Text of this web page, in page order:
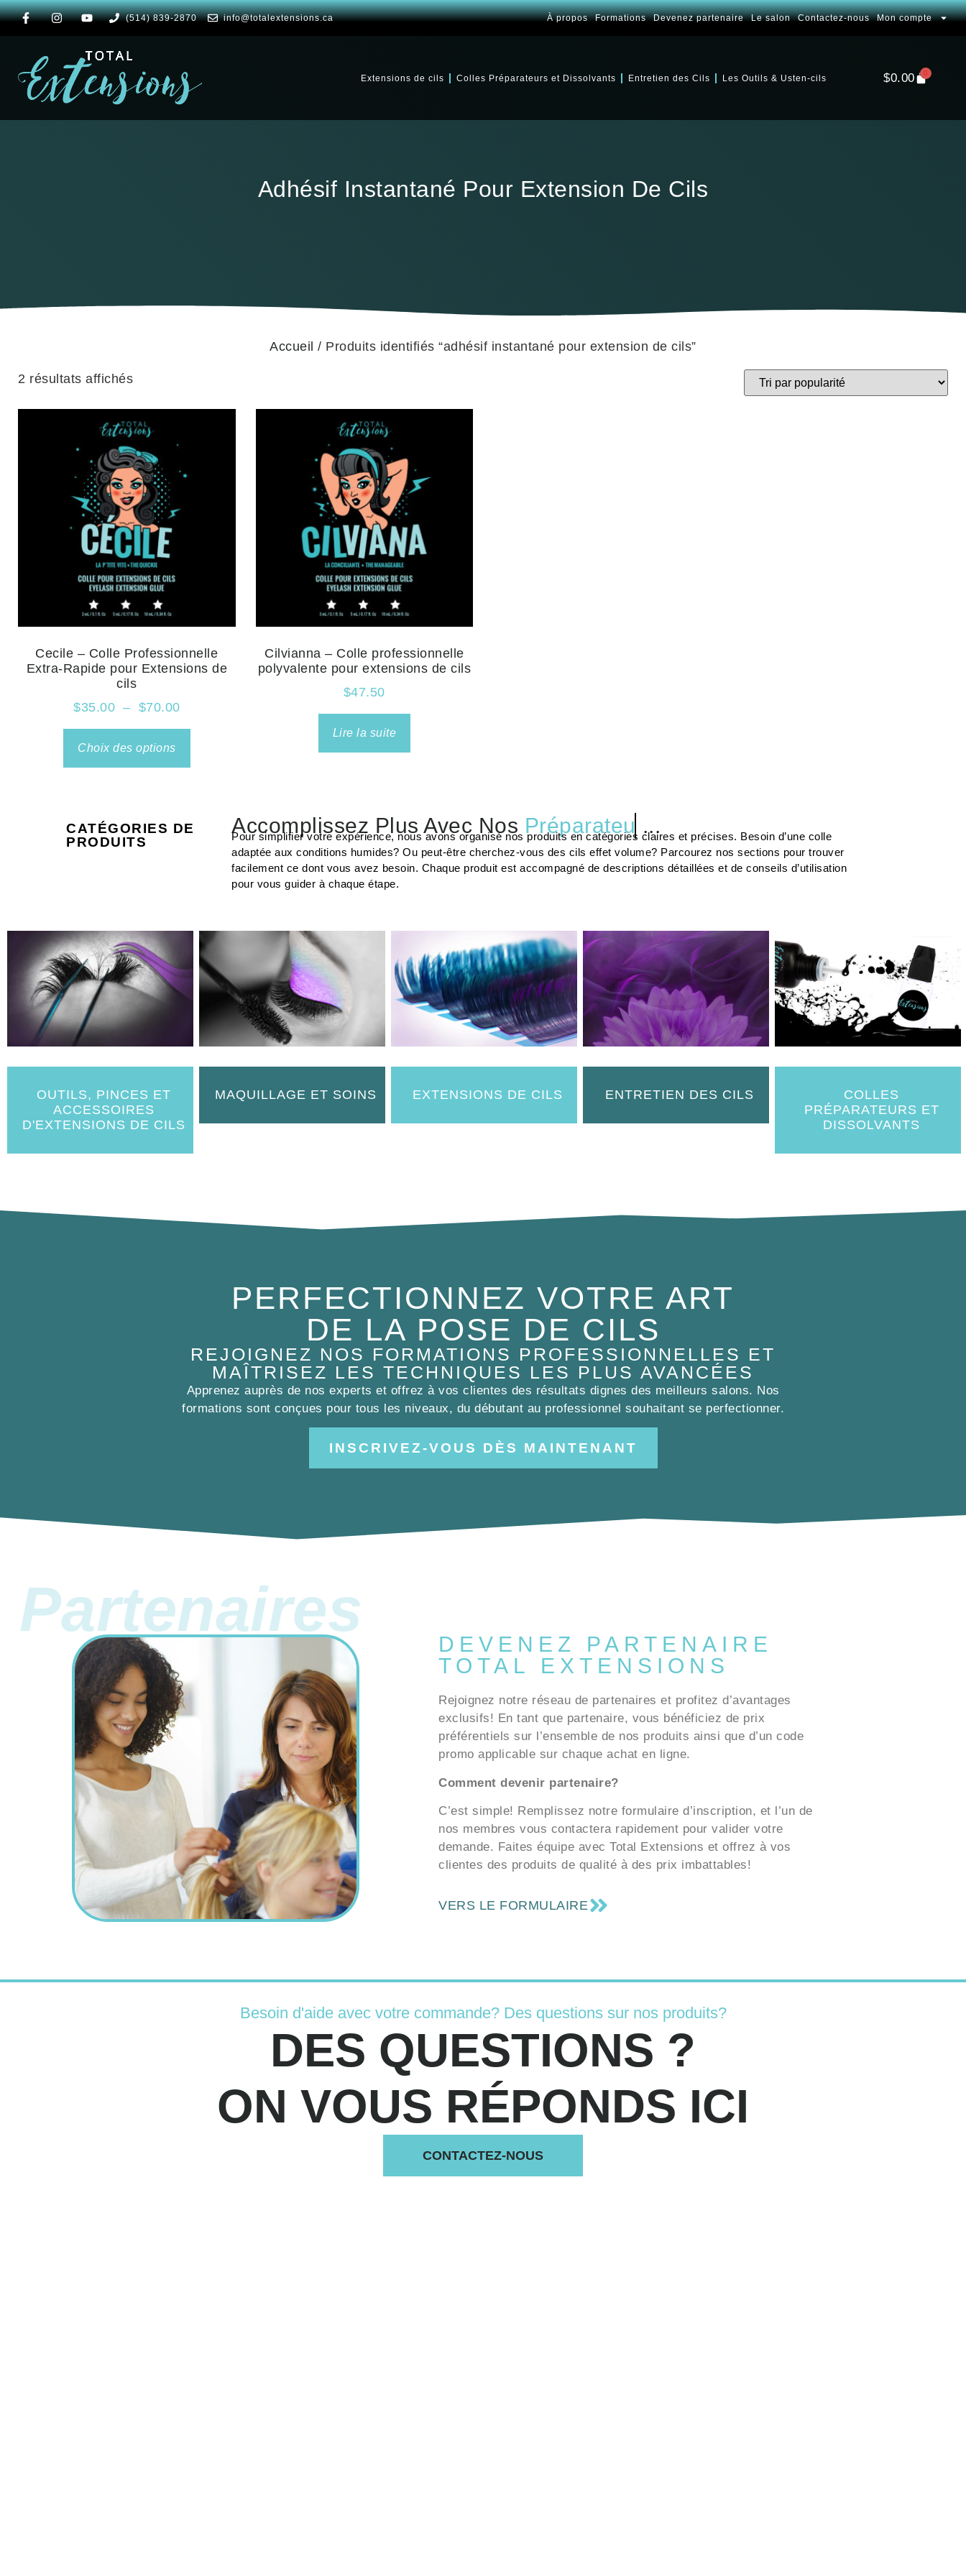
(514) 839-2870 info@totalextensions.ca À propos Formations Devenez partenaire Le salon Contactez-nous Mon compte
Extensions de cils Colles Préparateurs et Dissolvants Entretien des Cils Les Outils & Usten-cils $0.00 0
Adhésif Instantané Pour Extension De Cils
Accueil / Produits identifiés “adhésif instantané pour extension de cils”
2 résultats affichés
Cecile – Colle Professionnelle
Extra-Rapide pour Extensions de
cils
$35.00 – $70.00
Choix des options
Cilvianna – Colle professionnelle
polyvalente pour extensions de cils
$47.50
Lire la suite
CATÉGORIES DE
PRODUITS
Accomplissez Plus Avec Nos Préparateur...
Pour simplifier votre expérience, nous avons organisé nos produits en catégories claires et précises. Besoin d’une colle
adaptée aux conditions humides? Ou peut-être cherchez-vous des cils effet volume? Parcourez nos sections pour trouver
facilement ce dont vous avez besoin. Chaque produit est accompagné de descriptions détaillées et de conseils d’utilisation
pour vous guider à chaque étape.
OUTILS, PINCES ET
ACCESSOIRES
D'EXTENSIONS DE CILS
MAQUILLAGE ET SOINS EXTENSIONS DE CILS ENTRETIEN DES CILS
COLLES
PRÉPARATEURS ET
DISSOLVANTS
PERFECTIONNEZ VOTRE ART
DE LA POSE DE CILS
REJOIGNEZ NOS FORMATIONS PROFESSIONNELLES ET
MAÎTRISEZ LES TECHNIQUES LES PLUS AVANCÉES
Apprenez auprès de nos experts et offrez à vos clientes des résultats dignes des meilleurs salons. Nos
formations sont conçues pour tous les niveaux, du débutant au professionnel souhaitant se perfectionner.
INSCRIVEZ-VOUS DÈS MAINTENANT
DEVENEZ PARTENAIRE
TOTAL EXTENSIONS
Partenaires
Rejoignez notre réseau de partenaires et profitez d’avantages
exclusifs! En tant que partenaire, vous bénéficiez de prix
préférentiels sur l’ensemble de nos produits ainsi que d’un code
promo applicable sur chaque achat en ligne.
Comment devenir partenaire?
C’est simple! Remplissez notre formulaire d’inscription, et l’un de
nos membres vous contactera rapidement pour valider votre
demande. Faites équipe avec Total Extensions et offrez à vos
clientes des produits de qualité à des prix imbattables!
VERS LE FORMULAIRE
Besoin d'aide avec votre commande? Des questions sur nos produits?
DES QUESTIONS ?
ON VOUS RÉPONDS ICI
CONTACTEZ-NOUS